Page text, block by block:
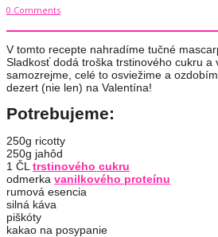
0 Comments
V tomto recepte nahradíme tučné
Sladkosť dodá troška trstinového cukru a
samozrejme, celé to osviežime a
dezert (nie len) na Valentína!
Potrebujeme:
250g ricotty
250g jahôd
1 ČL trstinového cukru
odmerka vanilkového proteínu
rumová esencia
silná káva
piškóty
kakao na posypanie